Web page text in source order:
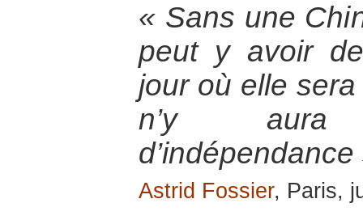
« Sans une
peut y avoir
jour où elle
n’y
d’indépendance
Astrid Fossier, Paris,